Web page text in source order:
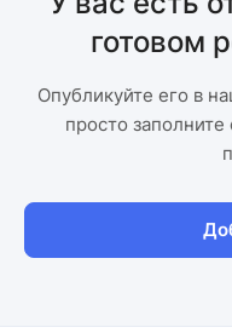
готовом
Опубликуйте его в
просто